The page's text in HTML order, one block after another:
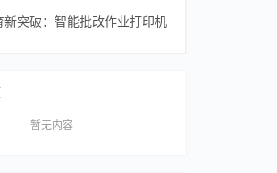
新突破：智能批改作业打印机
暂无内容